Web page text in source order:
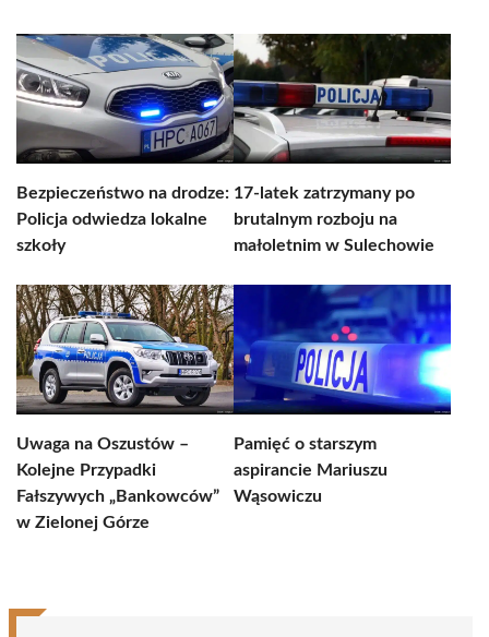
Bezpieczeństwo na drodze:
Policja odwiedza lokalne
szkoły
17-latek zatrzymany po
brutalnym rozboju na
małoletnim w Sulechowie
Uwaga na Oszustów –
Kolejne Przypadki
Fałszywych „Bankowców”
w Zielonej Górze
Pamięć o starszym
aspirancie Mariuszu
Wąsowiczu